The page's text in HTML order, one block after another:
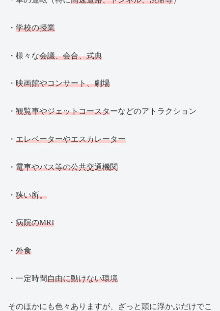
・ 学校の授業
・様々な会議、会合、式典
・ 映画館やコンサート、劇場
・ 観覧車やジェットコースターなどのアトラクション
・ エレベーターやエスカレーター
・ 電車やバス等の公共交通機関
・ 狭い所。
・ 病院のMRI
・ 外食
・一定時間自由に動けない環境
そのほかにも色々ありますが、ざっと頭に浮かぶだけでこ